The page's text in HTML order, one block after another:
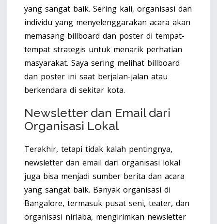
yang sangat baik. Sering kali, organisasi dan
individu yang menyelenggarakan acara akan
memasang billboard dan poster di tempat-
tempat strategis untuk menarik perhatian
masyarakat. Saya sering melihat billboard
dan poster ini saat berjalan-jalan atau
berkendara di sekitar kota.
Newsletter dan Email dari
Organisasi Lokal
Terakhir, tetapi tidak kalah pentingnya,
newsletter dan email dari organisasi lokal
juga bisa menjadi sumber berita dan acara
yang sangat baik. Banyak organisasi di
Bangalore, termasuk pusat seni, teater, dan
organisasi nirlaba, mengirimkan newsletter